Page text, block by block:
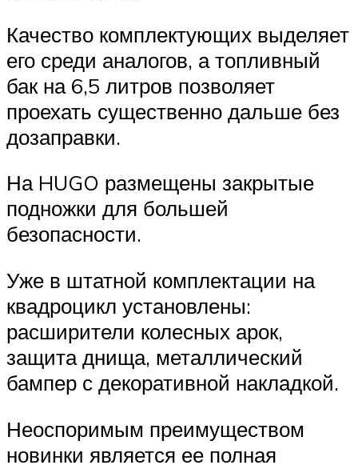
Качество комплектующих выделяет
его среди аналогов, а топливный
бак на 6,5 литров позволяет
проехать существенно дальше без
дозаправки.
На HUGO размещены закрытые
подножки для большей
безопасности.
Уже в штатной комплектации на
квадроцикл установлены:
расширители колесных арок,
защита днища, металлический
бампер с декоративной накладкой.
Неоспоримым преимуществом
новинки является ее полная